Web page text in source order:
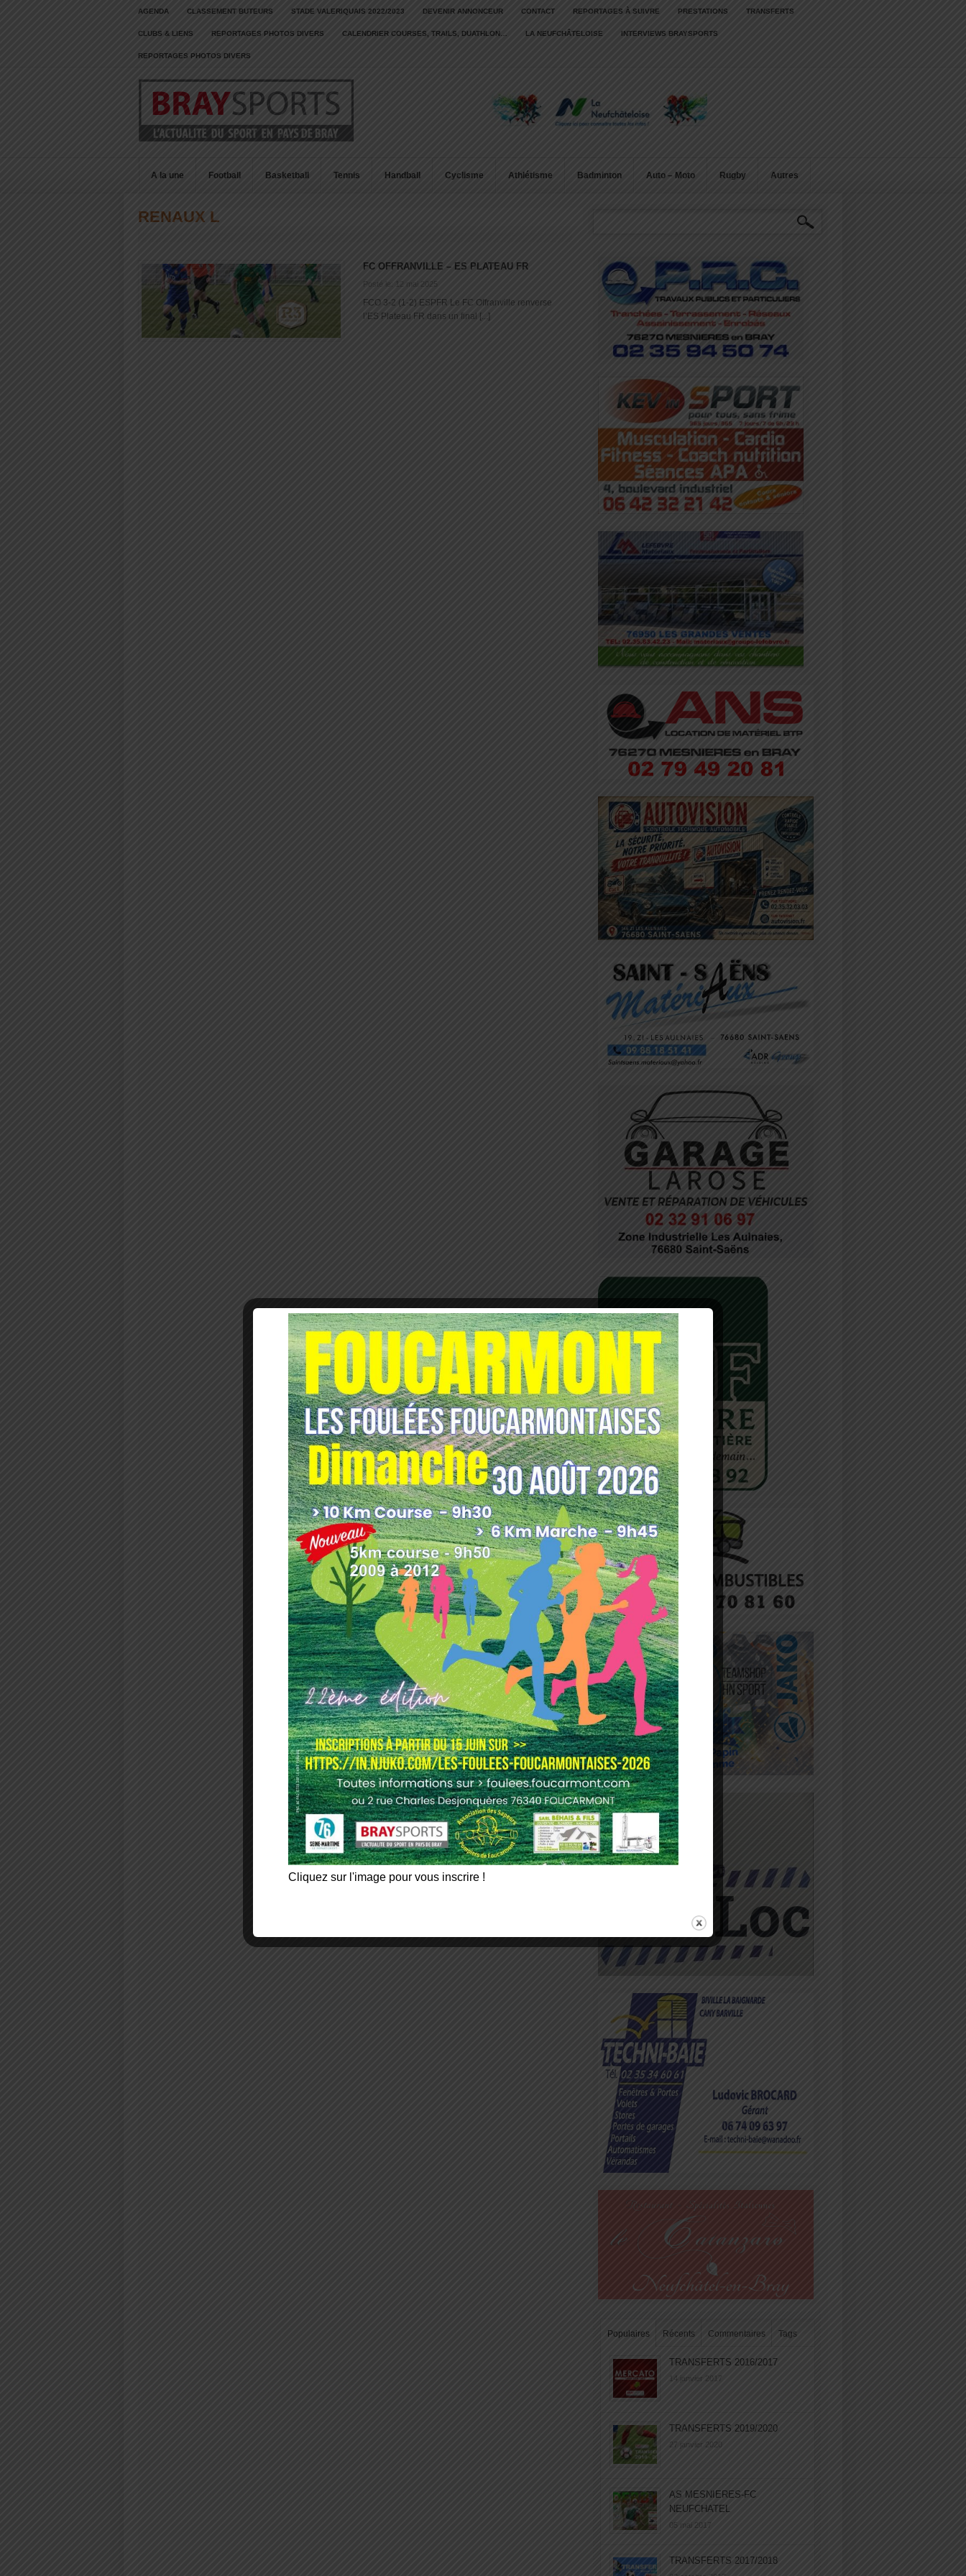
AGENDA CLASSEMENT BUTEURS STADE VALERIQUAIS 2022/2023 DEVENIR ANNONCEUR CONTACT REPORTAGES À SUIVRE PRESTATIONS TRANSFERTS
CLUBS & LIENS REPORTAGES PHOTOS DIVERS CALENDRIER COURSES, TRAILS, DUATHLON… LA NEUFCHÂTELOISE INTERVIEWS BRAYSPORTS
REPORTAGES PHOTOS DIVERS
A la une Football Basketball Tennis Handball Cyclisme Athlétisme Badminton Auto – Moto Rugby Autres
RENAUX L
FC OFFRANVILLE – ES PLATEAU FR
Posté le: 12 mai 2025
FCO 3-2 (1-2) ESPFR Le FC Offranville renverse
l’ES Plateau FR dans un final [...]
Populaires Récents Commentaires Tags
TRANSFERTS 2016/2017
14 janvier 2017
TRANSFERTS 2019/2020
27 janvier 2020
AS MESNIERES-FC
NEUFCHATEL
05 mai 2017
TRANSFERTS 2017/2018
Cliquez sur l'image pour vous inscrire !